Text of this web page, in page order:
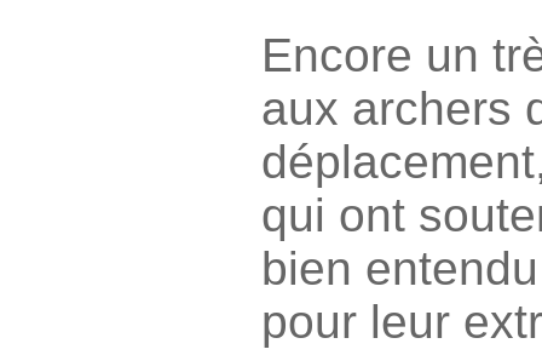
Encore un
aux archers
qui ont
bien
pour leur